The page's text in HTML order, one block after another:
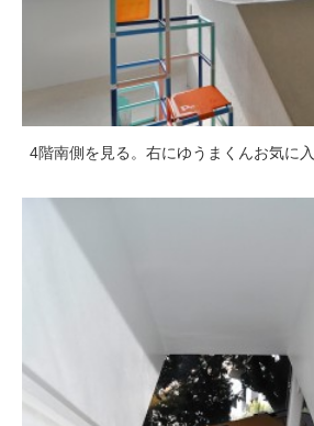
4階南側を見る。右にゆうまくんお気に